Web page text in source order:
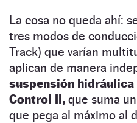
La cosa no queda ahí:
tres modos de
Track) que varían
aplican de manera
suspensión
Control II, que suma
que pega al máximo al